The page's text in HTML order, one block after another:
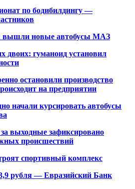
по бодибилдингу —
вышли новые автобусы МАЗ
двоих: гуманоид установил
остановили производство
на предприятии
начали курсировать автобусы
выходные зафиксировано
происшествий
спортивный комплекс
рубля — Евразийский Банк